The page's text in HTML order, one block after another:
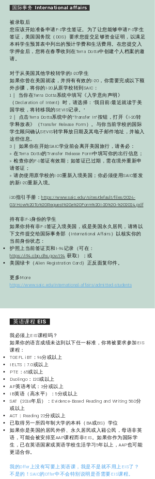
国际事务 International affairs
被录取后
您应该开始准备申请F-1学生签证。为了让您能够申请F-1学生
签证，美国国务院（DOS）要求您提交足够资金证明，以满足
本科学生预算表中列出的预计学费和生活费用。在您提交入
学押金后，您将在春季收到在Terra Dotta中创建个人档案的邀
请。
对于从美国其他学校转学的I-20学生
如果你曾在美国就读，并持有有效的I-20，你需要完成以下额
外步骤，将你的I-20从原学校转到SAIC：
1｜ 当你在Terra Dotta系统中填写《入学意向声明》
（Declaration of Intent）时，请选择：“我目前/最近就读于美
国学校，将转移我的SEVIS记录。”
2｜ 点击Terra Dotta系统中的“Transfer In”按钮，打开《I-20转
学释放表》（Transfer Release Form）。与你当前学校的国际
学生顾问确认SEVIS转学释放日期及其电子邮件地址，并输入
这些信息。
3｜ 如果你在开始SAIC学业前会离开美国旅行，请务必：
» 在Terra Dotta的Transfer Release Form中填写你的出行信息；
» 检查你的F-1签证有效期；如签证已过期，需在境外重新申
请签证；
» 请勿使用原学校的I-20重新入境美国；你必须使用SAIC签发
的新I-20重新入境。
​i20指引手册： https://www.saic.edu//sites/default/files/2024-
03/How%20To%20Request%20a%20Form%20I-20%20-%202024.pdf
持有非F-1身份的学生
如果你持有非F-1签证入境美国，或是美国永久居民，请将以
下文件提交给国际事务部（International Affairs）以核实你的
当前身份状态：
护照上当前签证页和I-94记录（可在：
https://i94.cbp.dhs.gov/I94 获取）；或
美国绿卡（Alien Registration Card）正反面复印件。
​更多More
https://www.saic.edu/international-affairs/admitted-students
英语课程 EIS
我必须上EIS课程吗？
如果你的语言成绩未达到以下任一标准，你将被要求参加EIS
课程：
TOEFL iBT：96分或以上
IELTS：7.0或以上
PTE：65或以上
Duolingo：120或以上
AP英语考试：3分或以上
IB英语（高水平）：5分或以上
SAT（2016年后）：Evidence-Based Reading and Writing 580分
或以上
ACT：Reading 22分或以上
已取得另一所四年制大学的本科（BA或BS）学位
如果你是美国的居民外侨、永久居民或入籍公民，母语非英
语，可能会被安排至AAP课程而非EIS。如果你作为国际学
生，已在英语国家或英语学校生活学习5年以上，AAP也可能
更适合你。
我的Offer上没有写要上英语课，我是不是就不用上EIS了？
不是的！SAIC的Offer中不会特别说明是否需要EIS课程。